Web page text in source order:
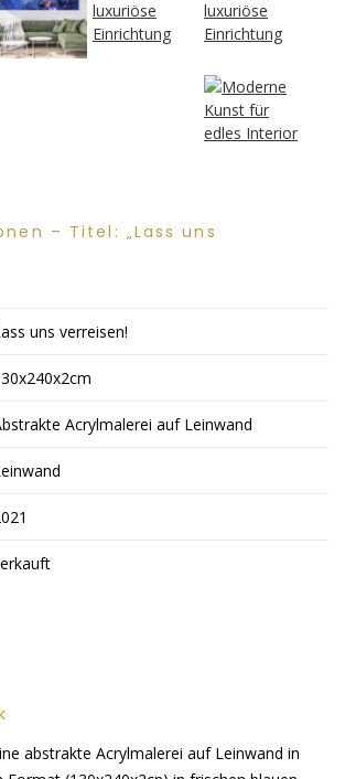
– Titel: „Lass uns
uns verreisen!
Acrylmalerei auf Leinwand
abstrakte Acrylmalerei auf Leinwand in